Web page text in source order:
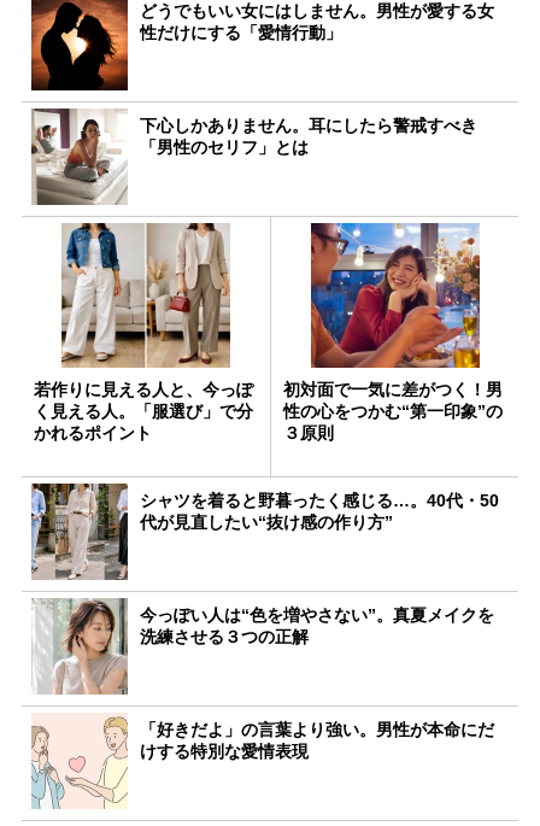
どうでもいい女にはしません。男性が愛する女
性だけにする「愛情行動」
下心しかありません。耳にしたら警戒すべき
「男性のセリフ」とは
若作りに見える人と、今っぽ
く見える人。「服選び」で分
かれるポイント
初対面で一気に差がつく！男
性の心をつかむ“第一印象”の
３原則
シャツを着ると野暮ったく感じる…。40代・50
代が見直したい“抜け感の作り方”
今っぽい人は“色を増やさない”。真夏メイクを
洗練させる３つの正解
「好きだよ」の言葉より強い。男性が本命にだ
けする特別な愛情表現